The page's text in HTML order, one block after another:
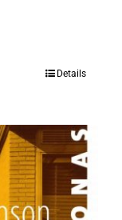
Details